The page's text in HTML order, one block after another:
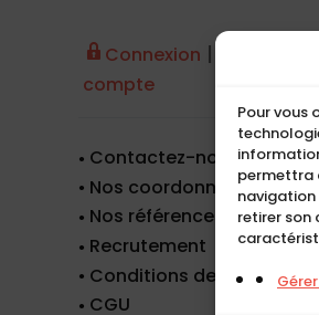
Pour vous
permettra
navigation
retirer son
Connexion |
compte
Contactez-nous
Nos coordonnées
Nos références
Recrutement
Conditions de location
CGU